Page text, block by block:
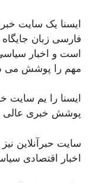
ایسنا یک سایت
فارسی زبان جایگاه
است و اخبار
مهم را پوشش می
ایسنا را یم
پوشش خبری عالی
سایت حبرآنلاین
اخبار اقتصادی